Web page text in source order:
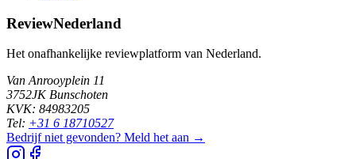
ReviewNederland
Het onafhankelijke reviewplatform van Nederland.
Van Anrooyplein 11
3752JK Bunschoten
KVK: 84983205
Tel: +31 6 18710527
Bedrijf niet gevonden? Meld het aan →